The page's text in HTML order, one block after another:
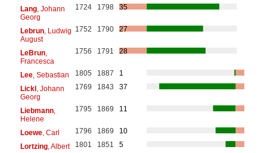
Lang, Johann
Georg
1724 1798 35
Lebrun, Ludwig
August
1752 1790 27
LeBrun,
Francesca
1756 1791 28
Lee, Sebastian 1805 1887
1
Lickl, Johann
Georg
1769 1843 37
Liebmann,
Helene
1795 1869 11
Loewe, Carl 1796 1869
10
Lortzing, Albert 1801 1851
5